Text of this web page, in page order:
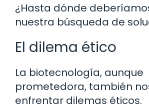
¿Hasta dónde
nuestra búsqueda de
El dilema ético
La biotecnología, aunque
prometedora, también
enfrentar dilemas éticos.